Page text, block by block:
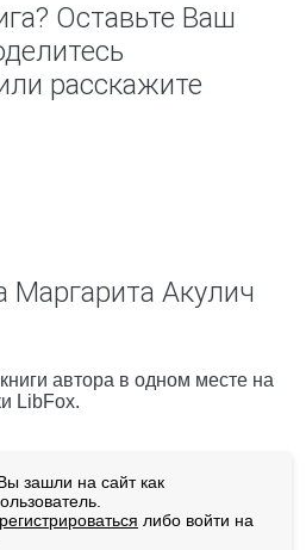
Оставьте Ваш
расскажите
Маргарита Акулич
автора в одном месте на
LibFox.
зашли на сайт как
либо войти на